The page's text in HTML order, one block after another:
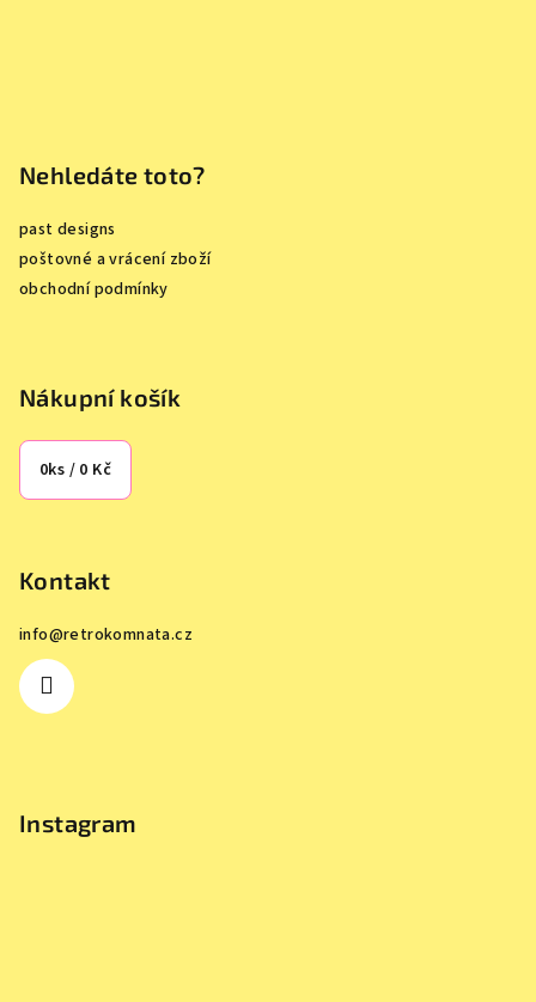
Nehledáte toto?
past designs
poštovné a vrácení zboží
obchodní podmínky
Nákupní košík
0ks / 0 Kč
Kontakt
info@retrokomnata.cz
Instagram